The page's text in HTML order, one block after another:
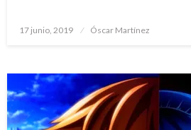
Publicado
17 junio, 2019 Óscar Martínez